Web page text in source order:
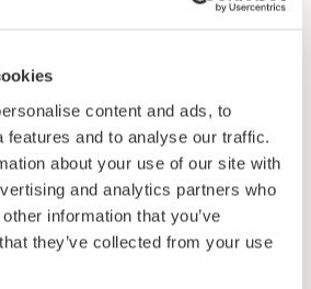
content and ads, to
features and to analyse our traffic.
about your use of our site with
and analytics partners who
information that you’ve
they’ve collected from your use
kuuluu kaikkiaan noin 30
on Pohjois-Amerikassa ja Itä-
leppävaltaisten metsien osuus on
mutta lyhytikäinen
reheväkasvuisia maita ja on
leviämiskykyinen. Kevättalvella
leviävät veden mukana uusille